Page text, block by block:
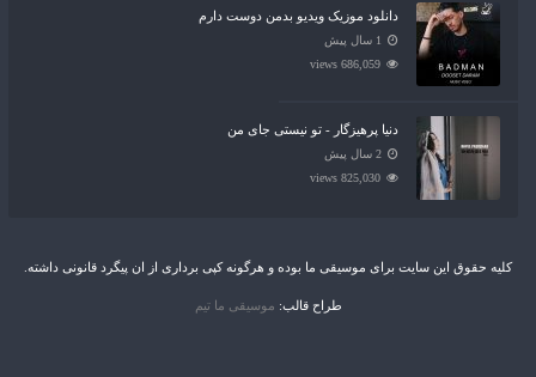
دانلود موزیک ویدیو بدمن دوست دارم
1 سال پیش
686,059 views
دنیا پرهیزگار - تو نیستی جای من
2 سال پیش
825,030 views
کلیه حقوق این سایت برای موسیقی ما بوده و هرگونه کپی برداری از ان پیگرد قانونی داشته.
طراح قالب: موسیقی ما تیم